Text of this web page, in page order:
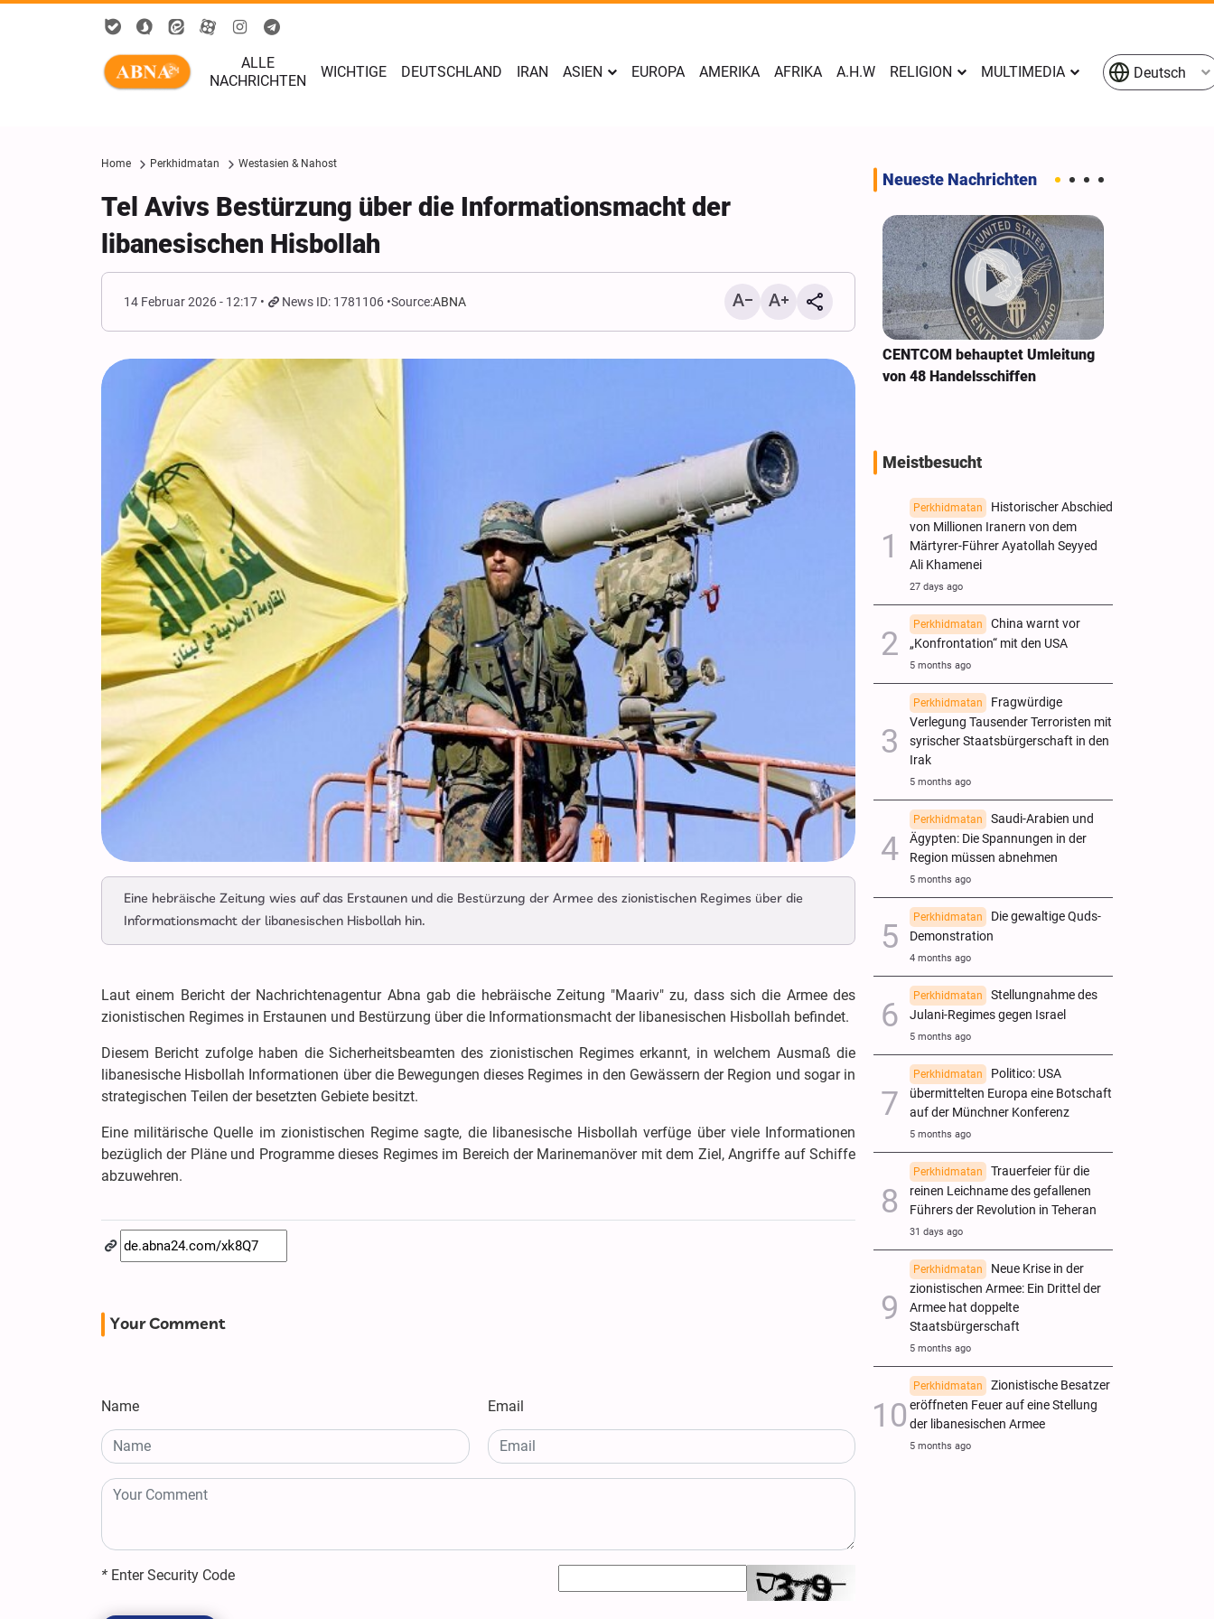
ALLE
NACHRICHTEN
WICHTIGE DEUTSCHLAND IRAN ASIEN EUROPA AMERIKA AFRIKA A.H.W RELIGION MULTIMEDIA Deutsch
Home Perkhidmatan Westasien & Nahost
Tel Avivs Bestürzung über die Informationsmacht der
libanesischen Hisbollah
14 Februar 2026 - 12:17 News ID: 1781106 Source:ABNA
Eine hebräische Zeitung wies auf das Erstaunen und die Bestürzung der Armee des zionistischen Regimes über die
Informationsmacht der libanesischen Hisbollah hin.
Laut einem Bericht der Nachrichtenagentur Abna gab die hebräische Zeitung "Maariv" zu, dass sich die Armee des
zionistischen Regimes in Erstaunen und Bestürzung über die Informationsmacht der libanesischen Hisbollah befindet.
Diesem Bericht zufolge haben die Sicherheitsbeamten des zionistischen Regimes erkannt, in welchem Ausmaß die
libanesische Hisbollah Informationen über die Bewegungen dieses Regimes in den Gewässern der Region und sogar in
strategischen Teilen der besetzten Gebiete besitzt.
Eine militärische Quelle im zionistischen Regime sagte, die libanesische Hisbollah verfüge über viele Informationen
bezüglich der Pläne und Programme dieses Regimes im Bereich der Marinemanöver mit dem Ziel, Angriffe auf Schiffe
abzuwehren.
Your Comment
Name Email
* Enter Security Code
Neueste Nachrichten
Scharfe Warnung aus Sanaa an
CENTCOM behauptet Umleitung
von 48 Handelsschiffen
Meistbesucht
Perkhidmatan
Historischer Abschied
von Millionen Iranern von dem
Märtyrer-Führer Ayatollah Seyyed
Ali Khamenei
27 days ago
Perkhidmatan
China warnt vor
„Konfrontation“ mit den USA
5 months ago
Perkhidmatan
Fragwürdige
Verlegung Tausender Terroristen mit
syrischer Staatsbürgerschaft in den
Irak
5 months ago
Perkhidmatan
Saudi-Arabien und
Ägypten: Die Spannungen in der
Region müssen abnehmen
5 months ago
Perkhidmatan
Die gewaltige Quds-
Demonstration
4 months ago
Perkhidmatan
Stellungnahme des
Julani-Regimes gegen Israel
5 months ago
Perkhidmatan
Politico: USA
übermittelten Europa eine Botschaft
auf der Münchner Konferenz
5 months ago
Perkhidmatan
Trauerfeier für die
reinen Leichname des gefallenen
Führers der Revolution in Teheran
31 days ago
Perkhidmatan
Neue Krise in der
zionistischen Armee: Ein Drittel der
Armee hat doppelte
Staatsbürgerschaft
5 months ago
Perkhidmatan
Zionistische Besatzer
eröffneten Feuer auf eine Stellung
der libanesischen Armee
5 months ago